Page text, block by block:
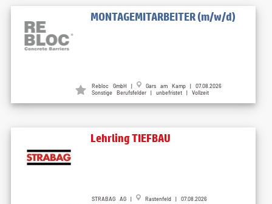
MONTAGEMITARBEITER (m/w/d)
Rebloc GmbH |
Gars am Kamp | 07.08.2026
Sonstige Berufsfelder | unbefristet | Vollzeit
Lehrling TIEFBAU
STRABAG AG | Rastenfeld | 07.08.2026